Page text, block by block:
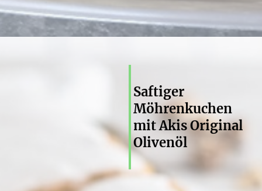
Saftiger
Möhrenkuchen
mit Akis Original
Olivenöl